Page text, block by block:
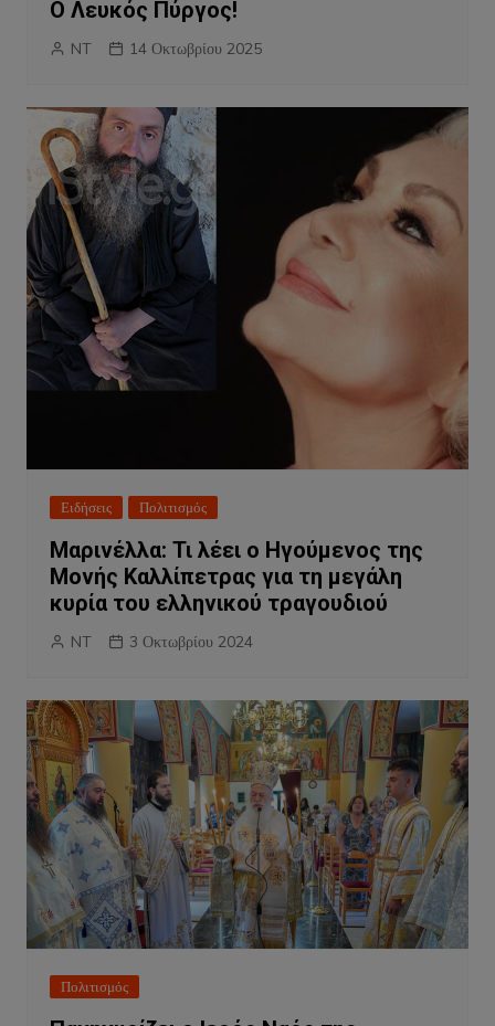
Ο Λευκός Πύργος!
NT 14 Οκτωβρίου 2025
Ειδήσεις Πολιτισμός
Mαρινέλλα: Τι λέει ο Ηγούμενος της
Μονής Καλλίπετρας για τη μεγάλη
κυρία του ελληνικού τραγουδιού
NT 3 Οκτωβρίου 2024
Πολιτισμός